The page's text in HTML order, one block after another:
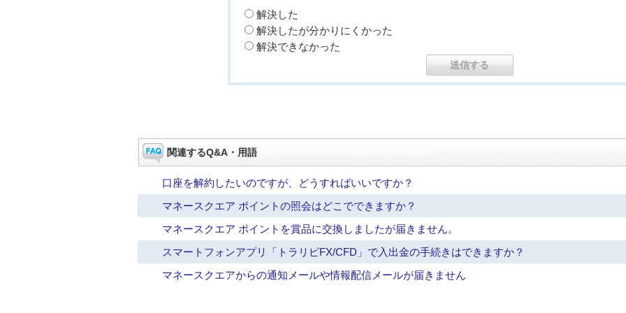
解決した
解決したが分かりにくかった
解決できなかった
関連するQ&A・用語
口座を解約したいのですが、どうすればいいですか？
マネースクエア ポイントの照会はどこでできますか？
マネースクエア ポイントを賞品に交換しましたが届きません。
スマートフォンアプリ「トラリピFX/CFD」で入出金の手続きはできますか？
マネースクエアからの通知メールや情報配信メールが届きません